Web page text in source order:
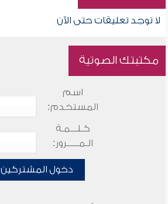
لا توجد تعليقات حتى الآن
مكتبتك الصوتية
اسم
المستخدم:
كـلـــمـة
الـمـــــرور:
دخول المشتركين